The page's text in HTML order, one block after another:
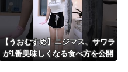
【うおむすめ】ニジマス、サワラ
が1番美味しくなる食べ方を公開